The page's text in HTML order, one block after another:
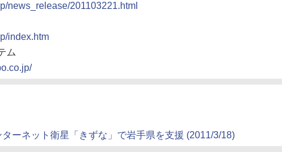
news_release/201103221.html
index.htm
ム
ーネット衛星「きずな」で岩手県を支援 (2011/3/18)